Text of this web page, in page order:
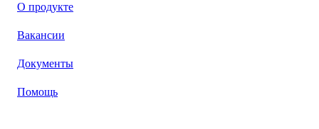
О продукте
Вакансии
Документы
Помощь